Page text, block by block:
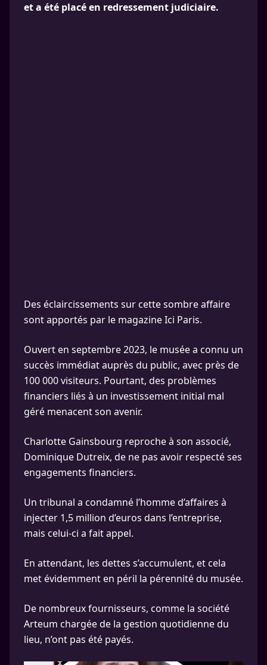
et a été placé en redressement judiciaire.
Des éclaircissements sur cette sombre affaire
sont apportés par le magazine Ici Paris.
Ouvert en septembre 2023, le musée a connu un
succès immédiat auprès du public, avec près de
100 000 visiteurs. Pourtant, des problèmes
financiers liés à un investissement initial mal
géré menacent son avenir.
Charlotte Gainsbourg reproche à son associé,
Dominique Dutreix, de ne pas avoir respecté ses
engagements financiers.
Un tribunal a condamné l’homme d’affaires à
injecter 1,5 million d’euros dans l’entreprise,
mais celui-ci a fait appel.
En attendant, les dettes s’accumulent, et cela
met évidemment en péril la pérennité du musée.
De nombreux fournisseurs, comme la société
Arteum chargée de la gestion quotidienne du
lieu, n’ont pas été payés.